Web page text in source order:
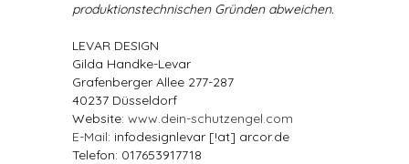
produktionstechnischen Gründen abweichen.
LEVAR DESIGN
Gilda Handke-Levar
Grafenberger Allee 277-287
40237 Düsseldorf
Website: www.dein-schutzengel.com
E-Mail: infodesignlevar [!at] arcor.de
Telefon: 017653917718